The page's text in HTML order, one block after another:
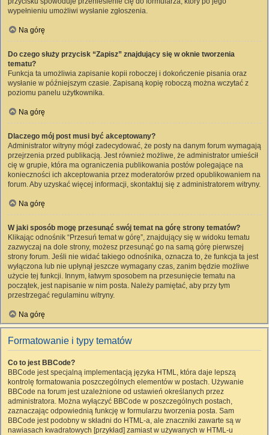
wypełnieniu umożliwi wysłanie zgłoszenia.
Na górę
Do czego służy przycisk “Zapisz” znajdujący się w oknie tworzenia
tematu?
Funkcja ta umożliwia zapisanie kopii roboczej i dokończenie pisania oraz
wysłanie w późniejszym czasie. Zapisaną kopię roboczą można wczytać z
poziomu panelu użytkownika.
Na górę
Dlaczego mój post musi być akceptowany?
Administrator witryny mógł zadecydować, że posty na danym forum wymagają
przejrzenia przed publikacją. Jest również możliwe, że administrator umieścił
cię w grupie, która ma ograniczenia publikowania postów polegające na
konieczności ich akceptowania przez moderatorów przed opublikowaniem na
forum. Aby uzyskać więcej informacji, skontaktuj się z administratorem witryny.
Na górę
W jaki sposób mogę przesunąć swój temat na górę strony tematów?
Klikając odnośnik “Przesuń temat w górę”, znajdujący się w widoku tematu
zazwyczaj na dole strony, możesz przesunąć go na samą górę pierwszej
strony forum. Jeśli nie widać takiego odnośnika, oznacza to, że funkcja ta jest
wyłączona lub nie upłynął jeszcze wymagany czas, zanim będzie możliwe
użycie tej funkcji. Innym, łatwym sposobem na przesunięcie tematu na
początek, jest napisanie w nim posta. Należy pamiętać, aby przy tym
przestrzegać regulaminu witryny.
Na górę
Formatowanie i typy tematów
Co to jest BBCode?
BBCode jest specjalną implementacją języka HTML, która daje lepszą
kontrolę formatowania poszczególnych elementów w postach. Używanie
BBCode na forum jest uzależnione od ustawień określanych przez
administratora. Można wyłączyć BBCode w poszczególnych postach,
zaznaczając odpowiednią funkcję w formularzu tworzenia posta. Sam
BBCode jest podobny w składni do HTML-a, ale znaczniki zawarte są w
nawiasach kwadratowych [przykład] zamiast w używanych w HTML-u